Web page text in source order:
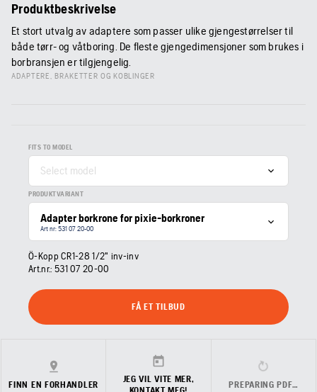
Produktbeskrivelse
Et stort utvalg av adaptere som passer ulike gjengestørrelser til
både tørr- og våtboring. De fleste gjengedimensjoner som brukes i
borbransjen er tilgjengelig.
ADAPTERE, BRAKETTER OG KOBLINGER
FITS TO MODEL
Select model
PRODUKTVARIANT
Adapter borkrone for pixie-borkroner
Art nr: 531 07 20‑00
Ö-Kopp CR1-28 1/2" inv-inv
Art.nr.: 531 07 20‑00
FÅ ET TILBUD
FINN EN FORHANDLER
JEG VIL VITE MER,
PREPARING PDF…